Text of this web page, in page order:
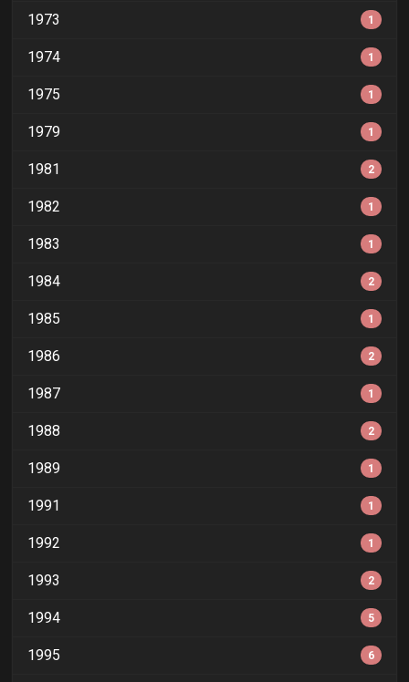
1973 1
1974 1
1975 1
1979 1
1981 2
1982 1
1983 1
1984 2
1985 1
1986 2
1987 1
1988 2
1989 1
1991 1
1992 1
1993 2
1994 5
1995 6